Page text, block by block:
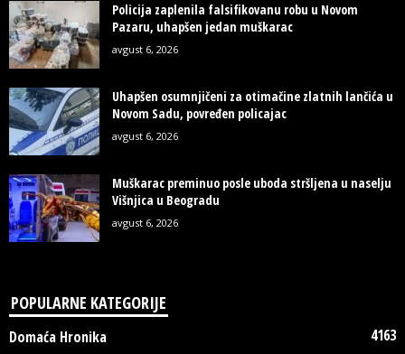
Policija zaplenila falsifikovanu robu u Novom
Pazaru, uhapšen jedan muškarac
avgust 6, 2026
Uhapšen osumnjičeni za otimačine zlatnih lančića u
Novom Sadu, povređen policajac
avgust 6, 2026
Muškarac preminuo posle uboda stršljena u naselju
Višnjica u Beogradu
avgust 6, 2026
POPULARNE KATEGORIJE
Domaća Hronika
4163